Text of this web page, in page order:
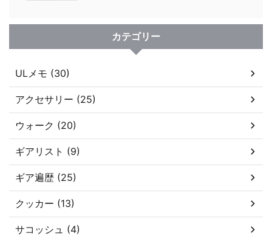
カテゴリー
ULメモ (30)
アクセサリー (25)
ウォーク (20)
ギアリスト (9)
ギア遍歴 (25)
クッカー (13)
サコッシュ (4)